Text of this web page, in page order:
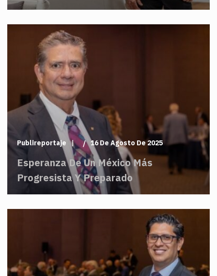
Publireportaje 16 De Agosto De 2025
Esperanza De Un México Más
Progresista Y Preparado